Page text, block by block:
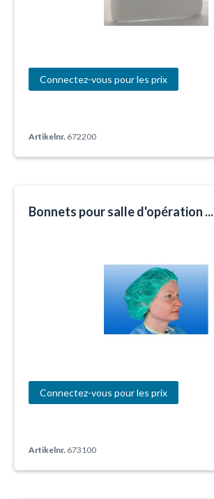
Connectez-vous pour les prix
Artikelnr. 672200
Bonnets pour salle d'opération ...
Connectez-vous pour les prix
Artikelnr. 673100